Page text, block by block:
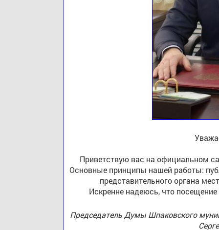
Приветствую вас на официальном
Основные принципы нашей работы:
представительного органа
Искренне надеюсь, что
Председатель Думы Шпаковского